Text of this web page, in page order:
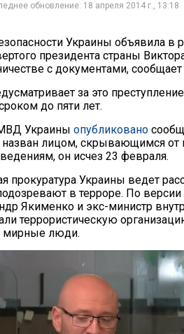
обновление: 18 апреля 2014 г., 13:18
Украины объявила в
президента страны
с документами, сообщает
за это
до пяти лет.
Украины опубликовано
лицом, скрывающимся от
он исчез 23 февраля.
прокуратура Украины ведет
в терроре. По версии
Якименко и экс-министр
террористическую
мирные люди.